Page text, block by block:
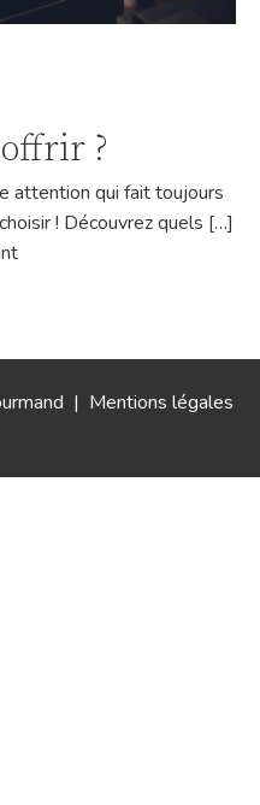
?
attention qui fait toujours
! Découvrez quels […]
| Mentions légales